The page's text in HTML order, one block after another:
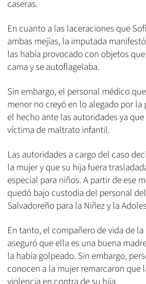
caseras.
En cuanto a las laceraciones que
ambas mejías, la imputada
las había provocado con objetos
cama y se autoflagelaba.
Sin embargo, el personal médico
menor no creyó en lo alegado por la
el hecho ante las autoridades ya
víctima de maltrato infantil.
Las autoridades a cargo del caso
la mujer y que su hija fuera
especial para niños. A partir de ese
quedó bajo custodia del personal
Salvadoreño para la Niñez y la
En tanto, el compañero de vida de
aseguró que ella es una buena
la había golpeado. Sin embargo,
conocen a la mujer remarcaron que